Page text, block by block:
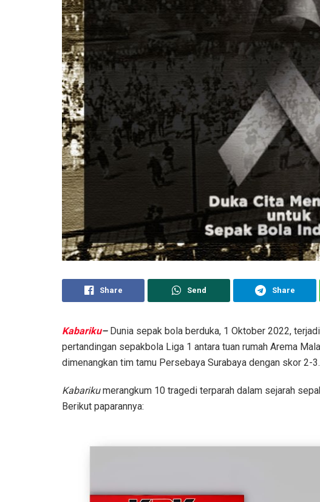
Share Send Share
Kabariku–Dunia sepak bola berduka, 1 Oktober 2022,
pertandingan sepakbola Liga 1 antara tuan rumah Arema
dimenangkan tim tamu Persebaya Surabaya dengan skor 2-3.
Kabarikumerangkum 10 tragedi terparah dalam sejarah
Berikut paparannya: